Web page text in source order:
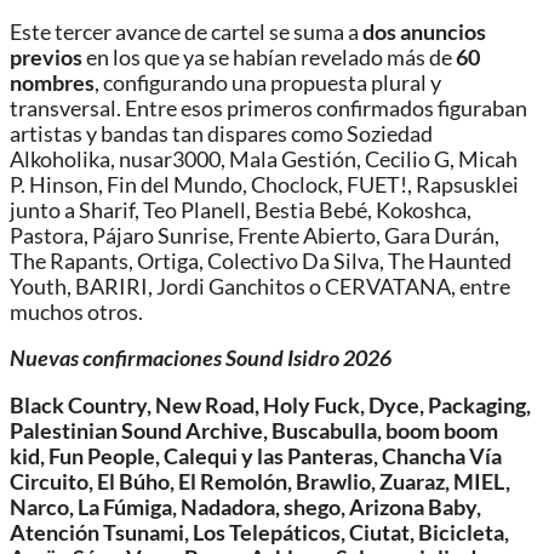
Este tercer avance de cartel se suma ados anuncios
previosen los que ya se habían revelado más de60
nombres, configurando una propuesta plural y
transversal. Entre esos primeros confirmados figuraban
artistas y bandas tan dispares comoSoziedad
Alkoholika, nusar3000, Mala Gestión,Cecilio G, Micah
P. Hinson, Fin del Mundo,Choclock, FUET!, Rapsusklei
junto aSharif,Teo Planell, Bestia Bebé, Kokoshca,
Pastora, Pájaro Sunrise, Frente Abierto,Gara Durán,
The Rapants,Ortiga,Colectivo Da Silva,The Haunted
Youth, BARIRI, Jordi GanchitosoCERVATANA, entre
muchos otros.
Nuevas confirmaciones Sound Isidro 2026
Black Country, New Road, Holy Fuck, Dyce, Packaging,
Palestinian Sound Archive, Buscabulla, boom boom
kid, Fun People, Calequi y las Panteras, Chancha Vía
Circuito, El Búho, El Remolón, Brawlio, Zuaraz, MIEL,
Narco, La Fúmiga, Nadadora, shego, Arizona Baby,
Atención Tsunami, Los Telepáticos, Ciutat, Bicicleta,